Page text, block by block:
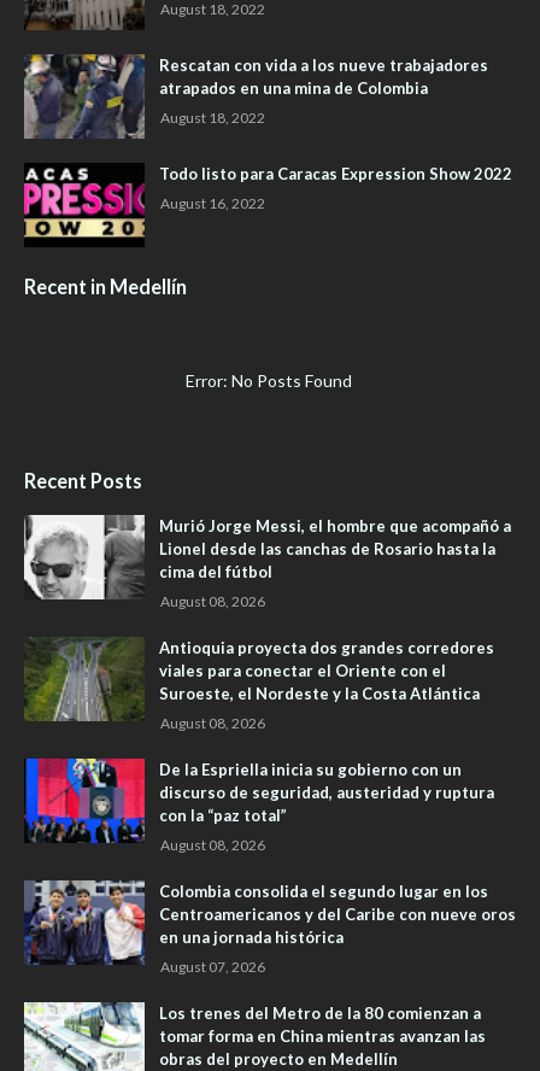
August 18, 2022
Rescatan con vida a los nueve trabajadores
atrapados en una mina de Colombia
August 18, 2022
Todo listo para Caracas Expression Show 2022
August 16, 2022
Recent in Medellín
Error: No Posts Found
Recent Posts
Murió Jorge Messi, el hombre que acompañó a
Lionel desde las canchas de Rosario hasta la
cima del fútbol
August 08, 2026
Antioquia proyecta dos grandes corredores
viales para conectar el Oriente con el
Suroeste, el Nordeste y la Costa Atlántica
August 08, 2026
De la Espriella inicia su gobierno con un
discurso de seguridad, austeridad y ruptura
con la “paz total”
August 08, 2026
Colombia consolida el segundo lugar en los
Centroamericanos y del Caribe con nueve oros
en una jornada histórica
August 07, 2026
Los trenes del Metro de la 80 comienzan a
tomar forma en China mientras avanzan las
obras del proyecto en Medellín